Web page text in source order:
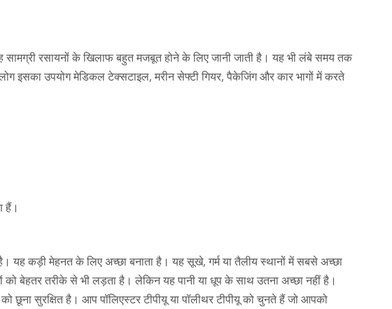
सामग्री रसायनों के खिलाफ बहुत मजबूत होने के लिए जानी जाती है। यह भी लंबे समय तक
इसका उपयोग मेडिकल टेक्सटाइल, मरीन सेफ्टी गियर, पैकेजिंग और कार भागों में करते
हैं।
यह कड़ी मेहनत के लिए अच्छा बनाता है। यह सूखे, गर्म या तैलीय स्थानों में सबसे अच्छा
को बेहतर तरीके से भी लड़ता है। लेकिन यह पानी या धूप के साथ उतना अच्छा नहीं है।
छूना सुरक्षित है। आप पॉलिएस्टर टीपीयू या पॉलीथर टीपीयू को चुनते हैं जो आपको